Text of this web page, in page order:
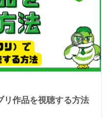
作品を視聴する方法